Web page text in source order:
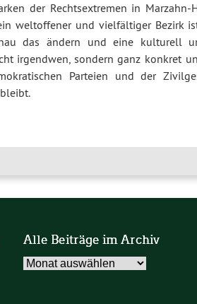
der Rechtsextremen in Marzahn-
weltoffener und vielfältiger Bezirk
das ändern und eine kulturell
irgendwen, sondern ganz konkret
Parteien und der
Alle Beiträge im Archiv
Alle